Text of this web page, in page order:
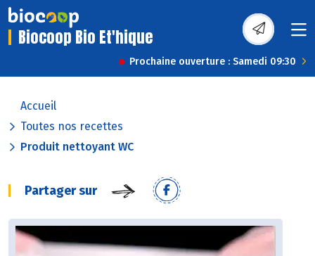
Biocoop Bio Et'hique
Prochaine ouverture : Samedi 09:30
Accueil
Toutes nos recettes
Produit nettoyant WC
Partager sur